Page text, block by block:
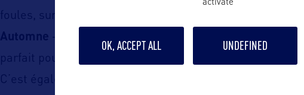
foules, surtout en juillet et août.
Automne –
parfait pour éviter la foule et profiter des couleurs
C’est également une excellente saison pour observer
activate
OK, ACCEPT ALL UNDEFINED